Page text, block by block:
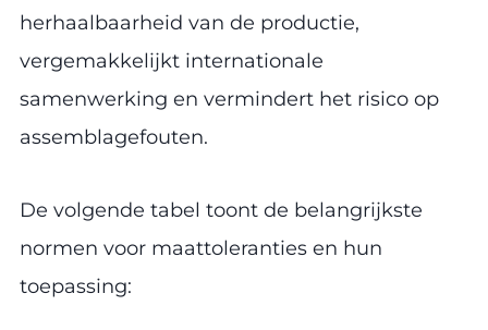
herhaalbaarheid van de productie,
vergemakkelijkt internationale
samenwerking en vermindert het risico op
assemblagefouten.
De volgende tabel toont de belangrijkste
normen voor maattoleranties en hun
toepassing: